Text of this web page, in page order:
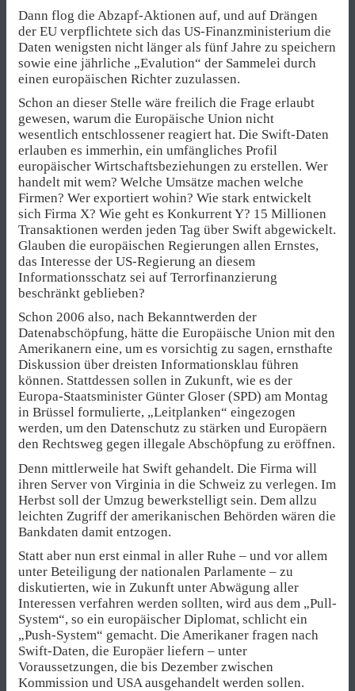
Dann flog die Abzapf-Aktionen auf, und auf Drängen
der EU verpflichtete sich das US-Finanzministerium die
Daten wenigsten nicht länger als fünf Jahre zu speichern
sowie eine jährliche „Evalution“ der Sammelei durch
einen europäischen Richter zuzulassen.
Schon an dieser Stelle wäre freilich die Frage erlaubt
gewesen, warum die Europäische Union nicht
wesentlich entschlossener reagiert hat. Die Swift-Daten
erlauben es immerhin, ein umfängliches Profil
europäischer Wirtschaftsbeziehungen zu erstellen. Wer
handelt mit wem? Welche Umsätze machen welche
Firmen? Wer exportiert wohin? Wie stark entwickelt
sich Firma X? Wie geht es Konkurrent Y? 15 Millionen
Transaktionen werden jeden Tag über Swift abgewickelt.
Glauben die europäischen Regierungen allen Ernstes,
das Interesse der US-Regierung an diesem
Informationsschatz sei auf Terrorfinanzierung
beschränkt geblieben?
Schon 2006 also, nach Bekanntwerden der
Datenabschöpfung, hätte die Europäische Union mit den
Amerikanern eine, um es vorsichtig zu sagen, ernsthafte
Diskussion über dreisten Informationsklau führen
können. Stattdessen sollen in Zukunft, wie es der
Europa-Staatsminister Günter Gloser (SPD) am Montag
in Brüssel formulierte, „Leitplanken“ eingezogen
werden, um den Datenschutz zu stärken und Europäern
den Rechtsweg gegen illegale Abschöpfung zu eröffnen.
Denn mittlerweile hat Swift gehandelt. Die Firma will
ihren Server von Virginia in die Schweiz zu verlegen. Im
Herbst soll der Umzug bewerkstelligt sein. Dem allzu
leichten Zugriff der amerikanischen Behörden wären die
Bankdaten damit entzogen.
Statt aber nun erst einmal in aller Ruhe – und vor allem
unter Beteiligung der nationalen Parlamente – zu
diskutierten, wie in Zukunft unter Abwägung aller
Interessen verfahren werden sollten, wird aus dem „Pull-
System“, so ein europäischer Diplomat, schlicht ein
„Push-System“ gemacht. Die Amerikaner fragen nach
Swift-Daten, die Europäer liefern – unter
Voraussetzungen, die bis Dezember zwischen
Kommission und USA ausgehandelt werden sollen.